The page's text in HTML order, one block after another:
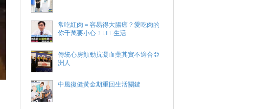
常吃紅肉＝容易得大腸癌？愛吃肉的
你千萬要小心！LIFE生活
傳統心房顫動抗凝血藥其實不適合亞
洲人
中風復健黃金期重回生活關鍵